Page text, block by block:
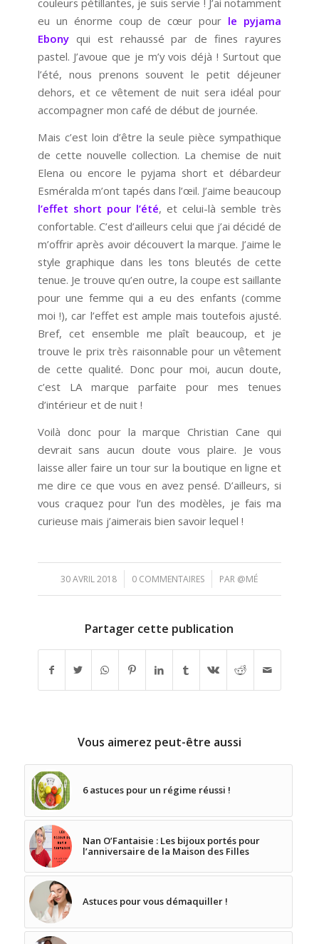
couleurs pétillantes, je suis servie ! J’ai notamment
eu un énorme coup de cœur pour le pyjama
Ebonyqui est rehaussé par de fines rayures
pastel. J’avoue que je m’y vois déjà ! Surtout que
l’été, nous prenons souvent le petit déjeuner
dehors, et ce vêtement de nuit sera idéal pour
accompagner mon café de début de journée.
Mais c’est loin d’être la seule pièce sympathique
de cette nouvelle collection. La chemise de nuit
Elena ou encore le pyjama short et débardeur
Esméralda m’ont tapés dans l’œil. J’aime beaucoup
l’effet short pour l’été, et celui-là semble très
confortable. C’est d’ailleurs celui que j’ai décidé de
m’offrir après avoir découvert la marque. J’aime le
style graphique dans les tons bleutés de cette
tenue. Je trouve qu’en outre, la coupe est saillante
pour une femme qui a eu des enfants (comme
moi !), car l’effet est ample mais toutefois ajusté.
Bref, cet ensemble me plaît beaucoup, et je
trouve le prix très raisonnable pour un vêtement
de cette qualité. Donc pour moi, aucun doute,
c’est LA marque parfaite pour mes tenues
d’intérieur et de nuit !
Voilà donc pour la marque Christian Cane qui
devrait sans aucun doute vous plaire. Je vous
laisse aller faire un tour sur la boutique en ligne et
me dire ce que vous en avez pensé. D’ailleurs, si
vous craquez pour l’un des modèles, je fais ma
curieuse mais j’aimerais bien savoir lequel !
30 AVRIL 2018
/ 0 COMMENTAIRES
/ PAR @MÉ
Partager cette publication
Vous aimerez peut-être aussi
6 astuces pour un régime réussi !
Nan O’Fantaisie : Les bijoux portés pour
l’anniversaire de la Maison des Filles
Astuces pour vous démaquiller !